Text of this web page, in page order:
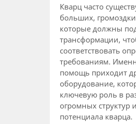
Кварц часто
больших,
которые должны
трансформации,
соответствовать
требованиям.
помощь приходит
оборудование,
ключевую роль в
огромных структур
потенциала кварца.